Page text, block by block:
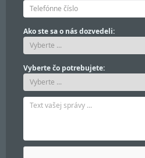
Ako ste sa o nás dozvedeli:
Vyberte čo potrebujete: